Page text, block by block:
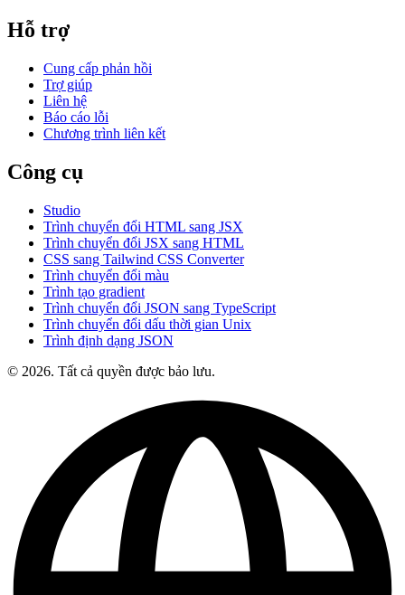
Hỗ trợ
Cung cấp phản hồi
Trợ giúp
Liên hệ
Báo cáo lỗi
Chương trình liên kết
Công cụ
Studio
Trình chuyển đổi HTML sang JSX
Trình chuyển đổi JSX sang HTML
CSS sang Tailwind CSS Converter
Trình chuyển đổi màu
Trình tạo gradient
Trình chuyển đổi JSON sang TypeScript
Trình chuyển đổi dấu thời gian Unix
Trình định dạng JSON
© 2026. Tất cả quyền được bảo lưu.